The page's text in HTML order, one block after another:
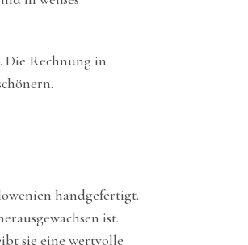
Die Rechnung in
handgefertigt.
ist.
sie eine wertvolle